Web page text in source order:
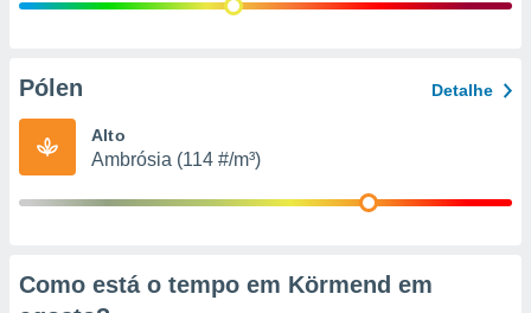
e
de
Pólen Detalhe
Alto
Ambrósia (114 #/m³)
Como está o tempo em Körmend em